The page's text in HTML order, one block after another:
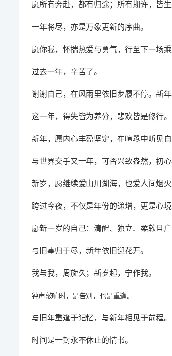
愿所有奔赴，都有归途；所有期许，皆生
一年将尽，亦是万象更新的序曲。
愿你我，怀揣热爱与勇气，行至下一场乘
过去一年，辛苦了。
谢谢自己，在风雨里依旧步履不停。新
这一年，得失皆为养分，悲欢皆是修行。
新年，愿内心丰盈坚定，在喧嚣中听见自
与世界交手又一年，可否兴致盎然，初心
新岁，愿继续爱山川湖海，也爱人间烟火
跨过今夜，不仅是年份的递增，更是心境
愿新一岁的自己：清醒、独立、柔软且广
与旧事归于尽，新年依旧迎花开。
我与我，周旋久；新岁起，宁作我。
钟声敲响时，是告别，也是重逢。
与旧年重逢于记忆，与新年相见于前程。
时间是一封永不休止的情书。